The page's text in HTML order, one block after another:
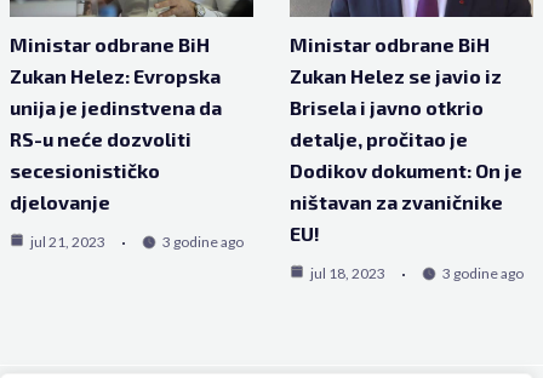
Ministar odbrane BiH
Zukan Helez: Evropska
unija je jedinstvena da
RS-u neće dozvoliti
secesionističko
djelovanje
jul 21, 2023 3 godine ago
Ministar odbrane BiH
Zukan Helez se javio iz
Brisela i javno otkrio
detalje, pročitao je
Dodikov dokument: On je
ništavan za zvaničnike
EU!
jul 18, 2023 3 godine ago